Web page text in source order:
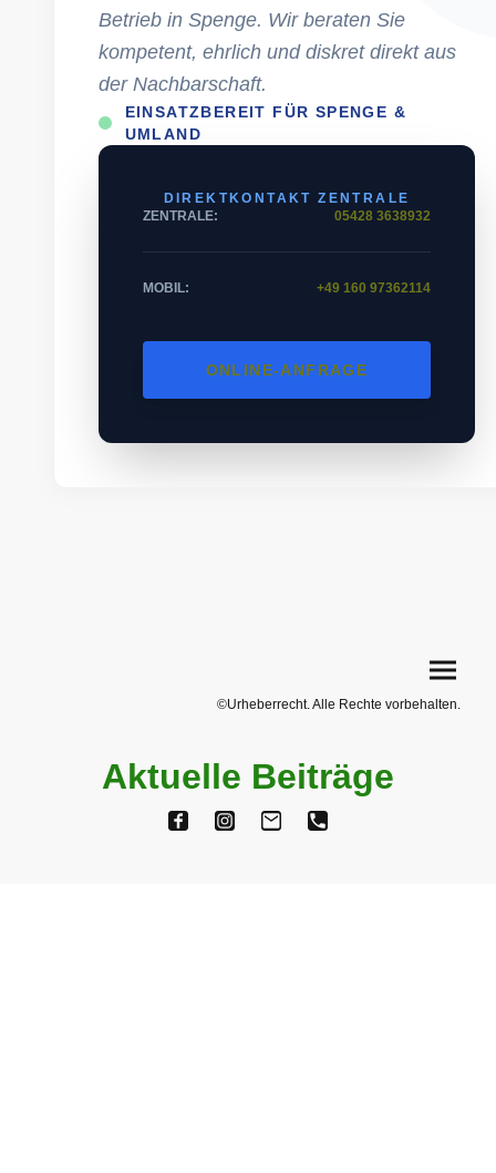
Betrieb in Spenge. Wir beraten Sie
kompetent, ehrlich und diskret direkt aus
der Nachbarschaft.
EINSATZBEREIT FÜR SPENGE &
UMLAND
DIREKTKONTAKT ZENTRALE
ZENTRALE:
05428 3638932
MOBIL: +49 160 97362114
ONLINE-ANFRAGE
©Urheberrecht. Alle Rechte vorbehalten.
Aktuelle Beiträge